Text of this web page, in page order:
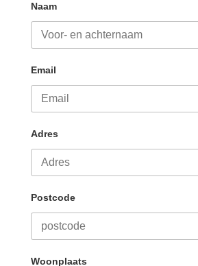
Naam
Email
Adres
Postcode
Woonplaats